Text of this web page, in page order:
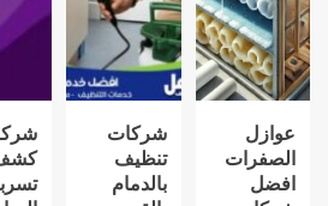
عوازل
الصفرات
افضل
شركات
تنظيف
بالدمام